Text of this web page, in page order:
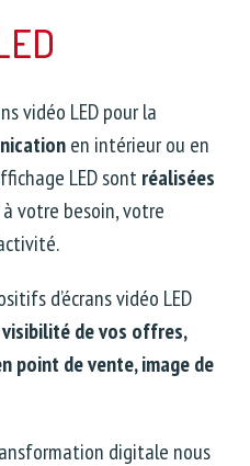
vidéo LED pour la
en intérieur ou en
LED sontréalisées
à votre besoin, votre
d’écrans vidéo LED
de vos offres,
point de vente, image de
digitale nous